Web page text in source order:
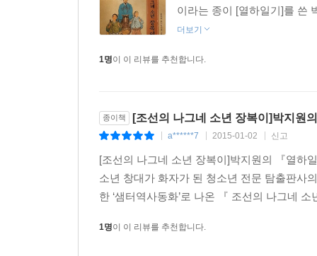
개구리’처럼 근시안적인 사고방식을 가지고 있었
청나라 연경성에 들어가자 사람의 바다, 가게의
『조선의 나그네 소년 장복이』는 힘들지만 재
● 박지원과 『열하일기』
세상을 넓게 바라보며 쓴 한국 고전문학의 백미
『열하일기』는 모두 26권 10책으로 구성되어
담고 있습니다. 당시 조선은 유교사상으로 인해
것을 내세운 학풍인 ‘북학(北學)’의 관점으로 당
정조로부터 옛 글의 권위를 허물고 선비들에
이라는 종이 [열하일기]를 쓴
더보기
1명이 이 리뷰를 추천합니다.
종이책 [조선의 나그네 소년 장복이]박지원
a******7 2015-01-02 신고
[조선의 나그네 소년 장복이]박지원의 『열하
소년 창대가 화자가 된 청소년 전문 탐출판사
한 ‘샘터역사동화’로 나온 『 조선의 나그네
1명이 이 리뷰를 추천합니다.